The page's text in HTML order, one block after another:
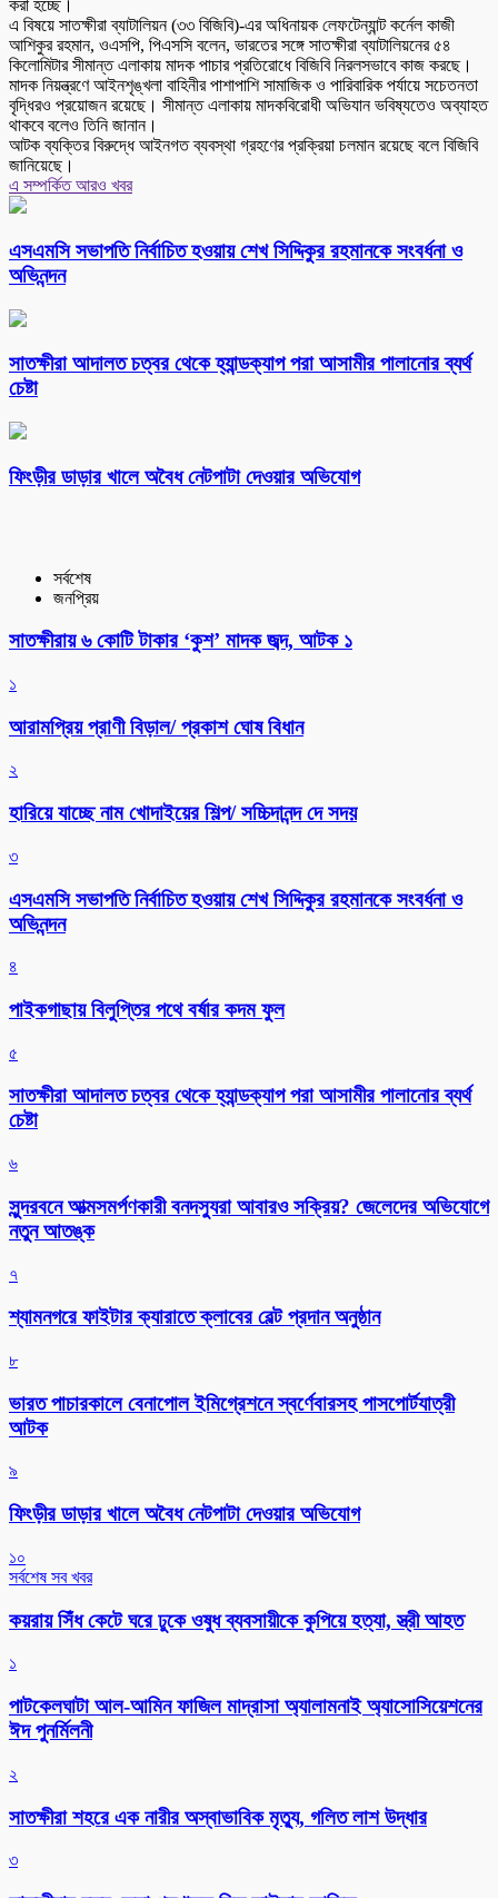
করা হচ্ছে।
এ বিষয়ে সাতক্ষীরা ব্যাটালিয়ন (৩৩ বিজিবি)-এর অধিনায়ক লেফটেন্যান্ট কর্নেল কাজী
আশিকুর রহমান, ওএসপি, পিএসসি বলেন, ভারতের সঙ্গে সাতক্ষীরা ব্যাটালিয়নের ৫৪
কিলোমিটার সীমান্ত এলাকায় মাদক পাচার প্রতিরোধে বিজিবি নিরলসভাবে কাজ করছে।
মাদক নিয়ন্ত্রণে আইনশৃঙ্খলা বাহিনীর পাশাপাশি সামাজিক ও পারিবারিক পর্যায়ে সচেতনতা
বৃদ্ধিরও প্রয়োজন রয়েছে। সীমান্ত এলাকায় মাদকবিরোধী অভিযান ভবিষ্যতেও অব্যাহত
থাকবে বলেও তিনি জানান।
আটক ব্যক্তির বিরুদ্ধে আইনগত ব্যবস্থা গ্রহণের প্রক্রিয়া চলমান রয়েছে বলে বিজিবি
জানিয়েছে।
এ সম্পর্কিত আরও খবর
এসএমসি সভাপতি নির্বাচিত হওয়ায় শেখ সিদ্দিকুর রহমানকে সংবর্ধনা ও
অভিনন্দন
সাতক্ষীরা আদালত চত্বর থেকে হ্যান্ডক্যাপ পরা আসামীর পালানোর ব্যর্থ
চেষ্টা
ফিংড়ীর ডাড়ার খালে অবৈধ নেটপাটা দেওয়ার অভিযোগ
সর্বশেষ
জনপ্রিয়
সাতক্ষীরায় ৬ কোটি টাকার ‘কুশ’ মাদক জব্দ, আটক ১
১
আরামপ্রিয় প্রাণী বিড়াল/ প্রকাশ ঘোষ বিধান
২
হারিয়ে যাচ্ছে নাম খোদাইয়ের শিল্প/ সচ্চিদানন্দ দে সদয়
৩
এসএমসি সভাপতি নির্বাচিত হওয়ায় শেখ সিদ্দিকুর রহমানকে সংবর্ধনা ও
অভিনন্দন
৪
পাইকগাছায় বিলুপ্তির পথে বর্ষার কদম ফুল
৫
সাতক্ষীরা আদালত চত্বর থেকে হ্যান্ডক্যাপ পরা আসামীর পালানোর ব্যর্থ
চেষ্টা
৬
সুন্দরবনে আত্মসমর্পণকারী বনদস্যুরা আবারও সক্রিয়? জেলেদের অভিযোগে
নতুন আতঙ্ক
৭
শ্যামনগরে ফাইটার ক্যারাতে ক্লাবের বেল্ট প্রদান অনুষ্ঠান
৮
ভারত পাচারকালে বেনাপোল ইমিগ্রেশনে স্বর্ণেবারসহ পাসপোর্টযাত্রী
আটক
৯
ফিংড়ীর ডাড়ার খালে অবৈধ নেটপাটা দেওয়ার অভিযোগ
১০
সর্বশেষ সব খবর
কয়রায় সিঁধ কেটে ঘরে ঢুকে ওষুধ ব্যবসায়ীকে কুপিয়ে হত্যা, স্ত্রী আহত
১
পাটকেলঘাটা আল-আমিন ফাজিল মাদ্রাসা অ্যালামনাই অ্যাসোসিয়েশনের
ঈদ পুনর্মিলনী
২
সাতক্ষীরা শহরে এক নারীর অস্বাভাবিক মৃত্যু, গলিত লাশ উদ্ধার
৩